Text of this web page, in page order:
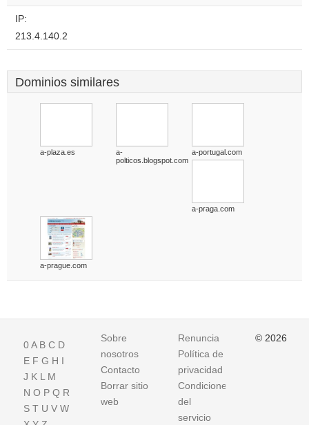
IP:
213.4.140.2
Dominios similares
a-plaza.es
a-
polticos.blogspot.com
a-portugal.com
a-praga.com
a-prague.com
0A B C D
E F G H I
J K L M
N O P Q R
S T U V W
Sobre
nosotros
Contacto
Borrar sitio
web
Renuncia
Política de
privacidad
Condiciones
del
servicio
© 2026